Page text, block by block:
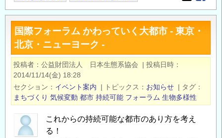
成
金】
第
11
期
ナ
シ
ョ
ナ
ル・
国際フォーラム かわっていく大都市 - 東京・
北京・ニューヨーク -
投稿者 公益財団法人 日本生態系協会 | 投稿日時
2014/11/14(金) 18:28
セクション
イベント案内 | トピックス お知らせ | タグ
まちづくり 気候変動 都市 持続可能 フォーラム 生物多様性
これからの持続可能な都市のあり方を考え
る！